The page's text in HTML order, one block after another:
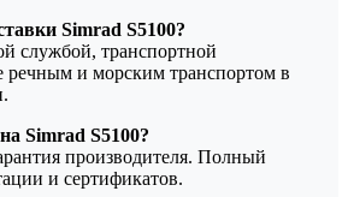
Simrad S5100?
службой, транспортной
речным и морским транспортом в
Simrad S5100?
производителя. Полный
и сертификатов.